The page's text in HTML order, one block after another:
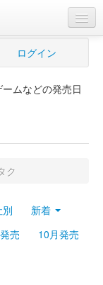
ログイン
ムなどの発売日
ク
新着
売 10月発売